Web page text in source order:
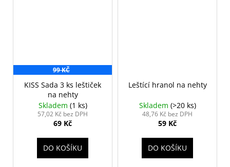
99 KČ
KISS Sada 3 ks leštiček
na nehty
Skladem (1 ks)
57,02 Kč bez DPH
69 Kč
DO KOŠÍKU
Leštící hranol na nehty
Skladem (>20 ks)
48,76 Kč bez DPH
59 Kč
DO KOŠÍKU